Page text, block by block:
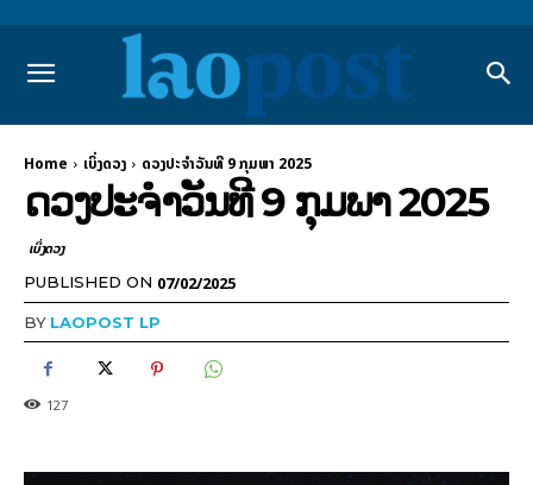
Home ເບິ່ງດວງ ດວງປະຈຳວັນທີ 9 ກຸມພາ 2025
ດວງປະຈຳວັນທີ 9 ກຸມພາ 2025
ເບິ່ງດວງ
PUBLISHED ON 07/02/2025
BY LAOPOST LP
127